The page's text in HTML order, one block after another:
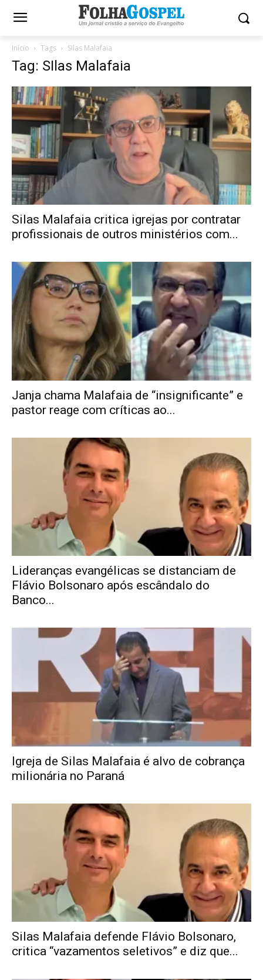
Início Tags SIlas Malafaia
Tag: SIlas Malafaia
Silas Malafaia critica igrejas por contratar
profissionais de outros ministérios com...
Janja chama Malafaia de “insignificante” e
pastor reage com críticas ao...
Lideranças evangélicas se distanciam de
Flávio Bolsonaro após escândalo do
Banco...
Igreja de Silas Malafaia é alvo de cobrança
milionária no Paraná
Silas Malafaia defende Flávio Bolsonaro,
critica “vazamentos seletivos” e diz que...